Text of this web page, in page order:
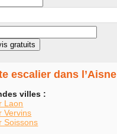
escalier dans l’Aisne
villes :
Laon
Vervins
Soissons